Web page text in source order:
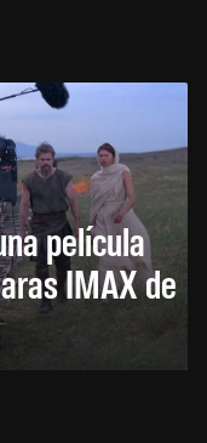
película
IMAX de